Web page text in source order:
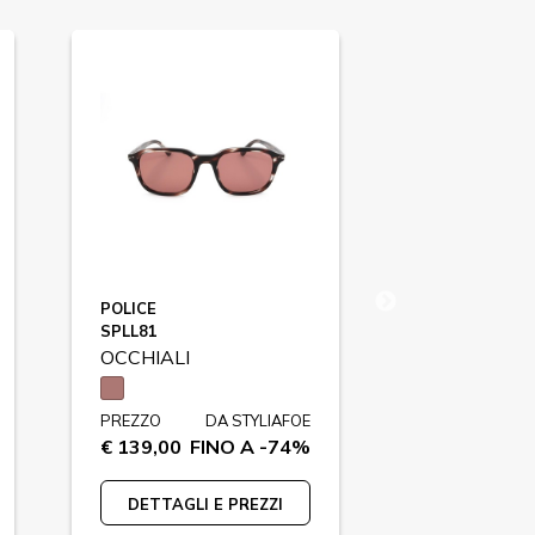
POLICE
SPLL81
OCCHIALI
PREZZO
€ 139,00
DA STYLIAFOE
FINO A -74%
DETTAGLI E PREZZI